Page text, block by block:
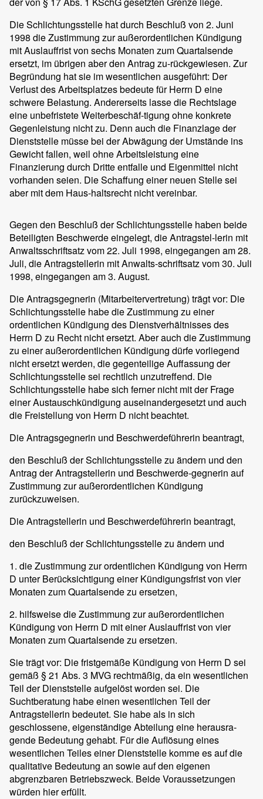
Die Schlichtungsstelle hat durch Beschluß von 2. Juni
1998 die Zustimmung zur außerordentlichen Kündigung
mit Auslauffrist von sechs Monaten zum Quartalsende
ersetzt, im übrigen aber den Antrag zu-rückgewiesen. Zur
Begründung hat sie im wesentlichen ausgeführt: Der
Verlust des Arbeitsplatzes bedeute für Herrn D eine
schwere Belastung. Andererseits lasse die Rechtslage
eine unbefristete Weiterbeschäf-tigung ohne konkrete
Gegenleistung nicht zu. Denn auch die Finanzlage der
Dienststelle müsse bei der Abwägung der Umstände ins
Gewicht fallen, weil ohne Arbeitsleistung eine
Finanzierung durch Dritte entfalle und Eigenmittel nicht
vorhanden seien. Die Schaffung einer neuen Stelle sei
aber mit dem Haus-haltsrecht nicht vereinbar.
Gegen den Beschluß der Schlichtungsstelle haben beide
Beteiligten Beschwerde eingelegt, die Antragstel-lerin mit
Anwaltsschriftsatz vom 22. Juli 1998, eingegangen am 28.
Juli, die Antragstellerin mit Anwalts-schriftsatz vom 30. Juli
1998, eingegangen am 3. August.
Die Antragsgegnerin (Mitarbeitervertretung) trägt vor: Die
Schlichtungsstelle habe die Zustimmung zu einer
ordentlichen Kündigung des Dienstverhältnisses des
Herrn D zu Recht nicht ersetzt. Aber auch die Zustimmung
zu einer außerordentlichen Kündigung dürfe vorliegend
nicht ersetzt werden, die gegenteilige Auffassung der
Schlichtungsstelle sei rechtlich unzutreffend. Die
Schlichtungsstelle habe sich ferner nicht mit der Frage
einer Austauschkündigung auseinandergesetzt und auch
die Freistellung von Herrn D nicht beachtet.
Die Antragsgegnerin und Beschwerdeführerin beantragt,
den Beschluß der Schlichtungsstelle zu ändern und den
Antrag der Antragstellerin und Beschwerde-gegnerin auf
Zustimmung zur außerordentlichen Kündigung
zurückzuweisen.
Die Antragstellerin und Beschwerdeführerin beantragt,
den Beschluß der Schlichtungsstelle zu ändern und
1. die Zustimmung zur ordentlichen Kündigung von Herrn
D unter Berücksichtigung einer Kündigungsfrist von vier
Monaten zum Quartalsende zu ersetzen,
2. hilfsweise die Zustimmung zur außerordentlichen
Kündigung von Herrn D mit einer Auslauffrist von vier
Monaten zum Quartalsende zu ersetzen.
Sie trägt vor: Die fristgemäße Kündigung von Herrn D sei
gemäß § 21 Abs. 3 MVG rechtmäßig, da ein wesentlichen
Teil der Dienststelle aufgelöst worden sei. Die
Suchtberatung habe einen wesentlichen Teil der
Antragstellerin bedeutet. Sie habe als in sich
geschlossene, eigenständige Abteilung eine herausra-
gende Bedeutung gehabt. Für die Auflösung eines
wesentlichen Teiles einer Dienststelle komme es auf die
qualitative Bedeutung an sowie auf den eigenen
abgrenzbaren Betriebszweck. Beide Voraussetzungen
würden hier erfüllt.